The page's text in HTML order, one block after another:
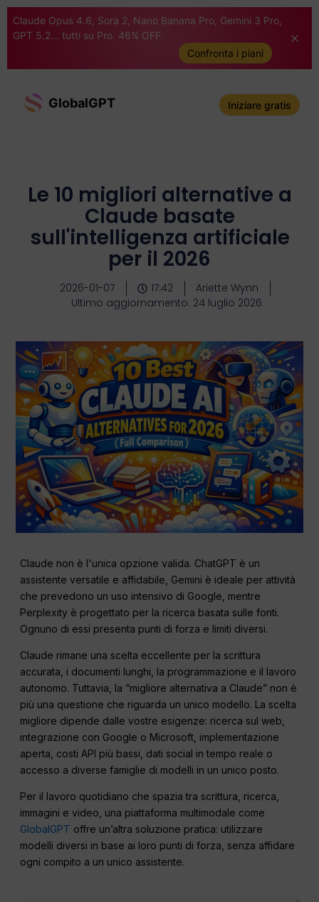
Claude Opus 4.6, Sora 2, Nano Banana Pro, Gemini 3 Pro,
GPT 5.2... tutti su Pro. 46% OFF
Confronta i piani
GlobalGPT Iniziare gratis
Le 10 migliori alternative a
Claude basate
sull'intelligenza artificiale
per il 2026
2026-01-07 17:42
Ariette Wynn
Ultimo aggiornamento: 24 luglio 2026
Claude non è l'unica opzione valida. ChatGPT è un
assistente versatile e affidabile, Gemini è ideale per attività
che prevedono un uso intensivo di Google, mentre
Perplexity è progettato per la ricerca basata sulle fonti.
Ognuno di essi presenta punti di forza e limiti diversi.
Claude rimane una scelta eccellente per la scrittura
accurata, i documenti lunghi, la programmazione e il lavoro
autonomo. Tuttavia, la “migliore alternativa a Claude” non è
più una questione che riguarda un unico modello. La scelta
migliore dipende dalle vostre esigenze: ricerca sul web,
integrazione con Google o Microsoft, implementazione
aperta, costi API più bassi, dati social in tempo reale o
accesso a diverse famiglie di modelli in un unico posto.
Per il lavoro quotidiano che spazia tra scrittura, ricerca,
immagini e video, una piattaforma multimodale come
GlobalGPT offre un’altra soluzione pratica: utilizzare
modelli diversi in base ai loro punti di forza, senza affidare
ogni compito a un unico assistente.